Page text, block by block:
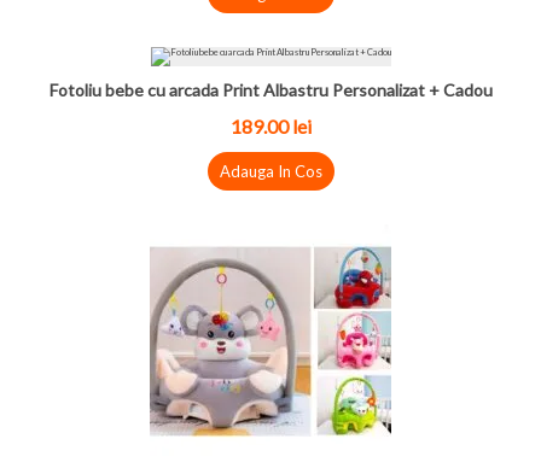
Fotoliu bebe cu arcada Print Albastru Personalizat + Cadou
189.00 lei
Adauga In Cos